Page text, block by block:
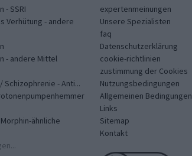
- SSRI
Verhütung - andere
- andere Mittel
Schizophrenie - Anti...
ähnliche
expertenmeinungen
Unsere Spezialisten
faq
Datenschutzerklärung
cookie-richtlinien
zustimmung der Cookies
Nutzungsbedingungen
Allgemeinen Bedingungen
Links
Sitemap
Kontakt